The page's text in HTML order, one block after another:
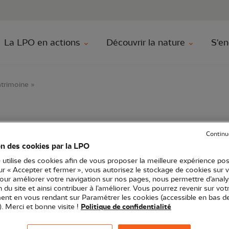
Aller à la
La LPO en actions Découvrir la nature
»
« Oiseaux et
Charentes Sortie nature 17 - Charente-Maritime
des cookies par la LPO
utilise des cookies afin de vous proposer la meilleure expérience
« Accepter et fermer », vous autorisez le stockage de cookies sur
améliorer votre navigation sur nos pages, nous permettre
du site et ainsi contribuer à l’améliorer. Vous pourrez revenir sur
en vous rendant sur Paramétrer les cookies (accessible en bas
Merci et bonne visite ! Politique de confidentialité